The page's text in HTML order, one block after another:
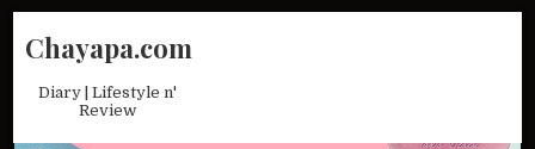
Chayapa.com
Diary | Lifestyle n'
Review